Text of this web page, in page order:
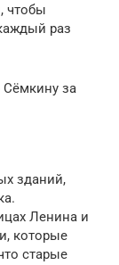
чтобы
раз
Сёмкину за
зданий,
Ленина и
которые
старые